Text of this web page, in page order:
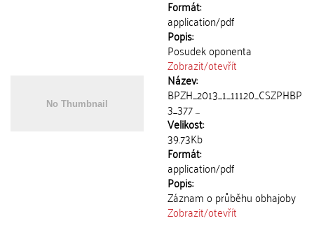
Formát:
application/pdf
Popis:
Posudek oponenta
Zobrazit/otevřít
Název:
BPZH_2013_1_11120_CSZPHBP
3_377 ...
Velikost:
39.73Kb
Formát:
application/pdf
Popis:
Záznam o průběhu obhajoby
Zobrazit/otevřít